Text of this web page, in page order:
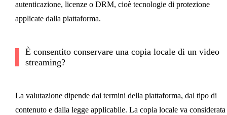
autenticazione, licenze o DRM, cioè tecnologie di protezione
applicate dalla piattaforma.
È consentito conservare una copia locale di un video
streaming?
La valutazione dipende dai termini della piattaforma, dal tipo di
contenuto e dalla legge applicabile. La copia locale va considerata